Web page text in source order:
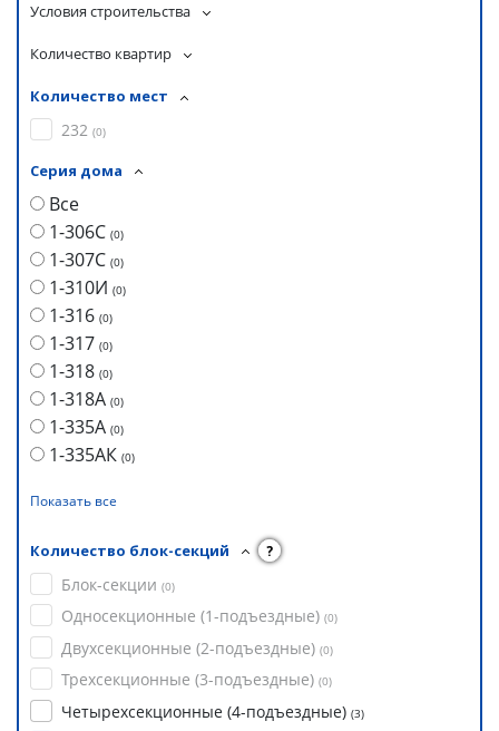
Условия строительства
Количество квартир
Количество мест
232 (0)
Серия дома
Все
1-306С (0)
1-307С (0)
1-310И (0)
1-316 (0)
1-317 (0)
1-318 (0)
1-318А (0)
1-335А (0)
1-335АК (0)
Показать все
Количество блок-секций ?
Блок-секции (0)
Односекционные (1-подъездные) (0)
Двухсекционные (2-подъездные) (0)
Трехсекционные (3-подъездные) (0)
Четырехсекционные (4-подъездные) (3)